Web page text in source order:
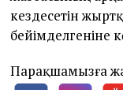
кездесетін
бейімделгеніне
Парақшамызға